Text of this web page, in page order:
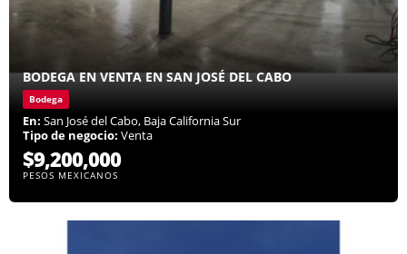
BODEGA EN VENTA EN SAN JOSÉ DEL CABO
Bodega
En: San José del Cabo, Baja California Sur
Tipo de negocio: Venta
$9,200,000
PESOS MEXICANOS